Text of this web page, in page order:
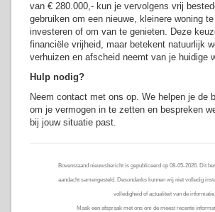
van € 280.000,- kun je vervolgens vrij
gebruiken om een nieuwe, kleinere woning
investeren of om van te genieten. Deze
financiële vrijheid, maar betekent natuurlijk
verhuizen en afscheid neemt van je huidige
Hulp nodig?
Neem contact met ons op. We helpen je de
om je vermogen in te zetten en bespreken
bij jouw situatie past.
Bovenstaand nieuwsbericht is gepubliceerd op 08-05-2026. Dit
aandacht samengesteld. Desondanks kunnen wij niet volledig
volledigheid of actualiteit van de informatie.
Maak een afspraak met ons om de meest recente